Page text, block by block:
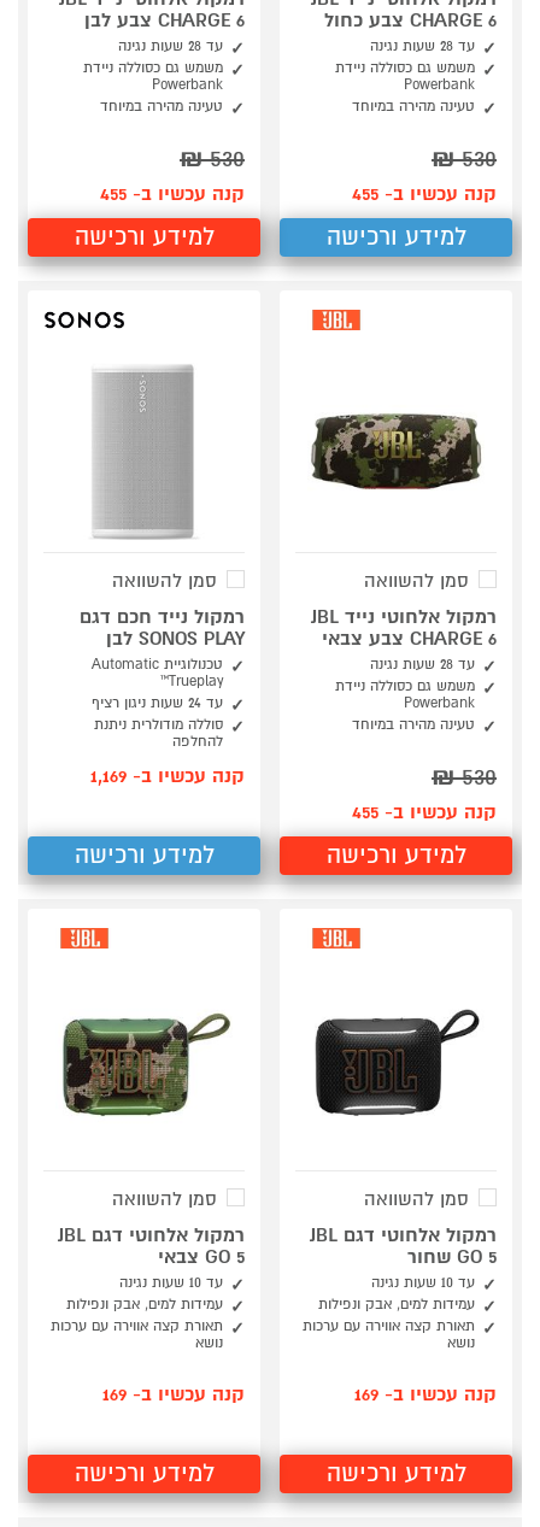
CHARGE 6 צבע כחול
עד 28 שעות נגינה
משמש גם כסוללה ניידת
Powerbank
טעינה מהירה במיוחד
530
₪
קנה עכשיו ב- 455
למידע ורכישה
CHARGE 6 צבע לבן
עד 28 שעות נגינה
משמש גם כסוללה ניידת
Powerbank
טעינה מהירה במיוחד
530
₪
קנה עכשיו ב- 455
למידע ורכישה
סמן להשוואה
רמקול אלחוטי נייד JBL
CHARGE 6 צבע צבאי
עד 28 שעות נגינה
משמש גם כסוללה ניידת
Powerbank
טעינה מהירה במיוחד
530
₪
קנה עכשיו ב- 455
למידע ורכישה
סמן להשוואה
רמקול נייד חכם דגם
SONOS PLAY לבן
טכנולוגיית Automatic
Trueplay™
עד 24 שעות ניגון רציף
סוללה מודולרית ניתנת
להחלפה
קנה עכשיו ב- 1,169
למידע ורכישה
סמן להשוואה
רמקול אלחוטי דגם JBL
GO 5 שחור
עד 10 שעות נגינה
עמידות למים, אבק ונפילות
תאורת קצה אווירה עם ערכות
נושא
קנה עכשיו ב- 169
למידע ורכישה
סמן להשוואה
רמקול אלחוטי דגם JBL
GO 5 צבאי
עד 10 שעות נגינה
עמידות למים, אבק ונפילות
תאורת קצה אווירה עם ערכות
נושא
קנה עכשיו ב- 169
למידע ורכישה